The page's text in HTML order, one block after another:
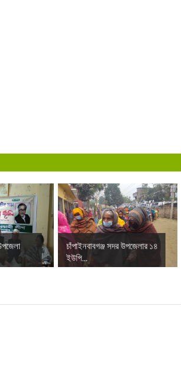
চাঁপাইনবাবগঞ্জ সদর উপজেলার ১৪
ইউপি...